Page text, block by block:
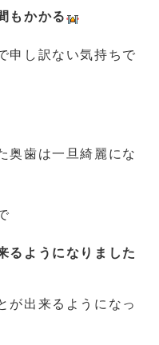
もかかる
申し訳ない気持ちで
奥歯は一旦綺麗にな
るようになりました
が出来るようになっ